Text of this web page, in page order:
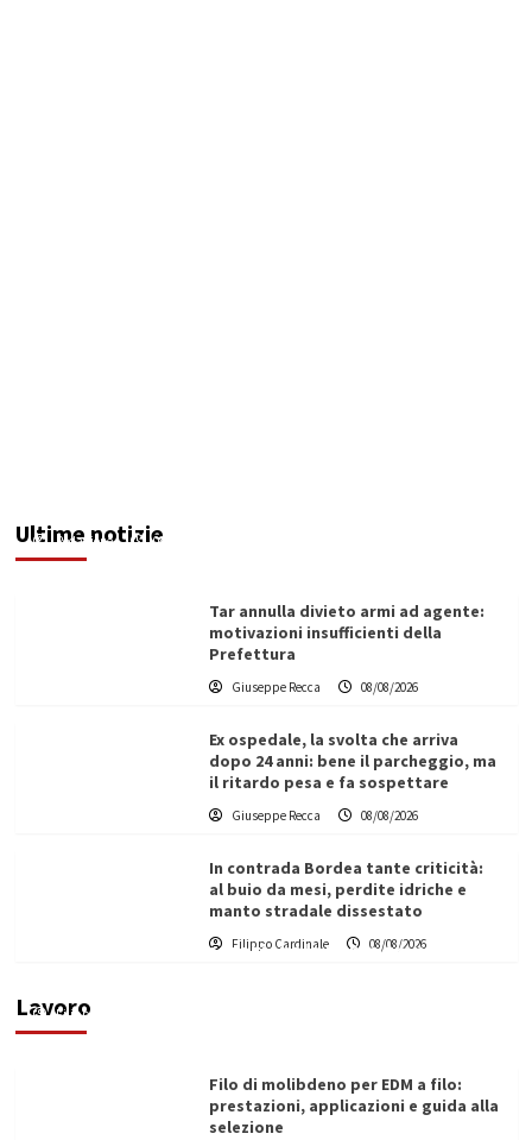
Ultime notizie
Redazione 08/08/2026
Tar annulla divieto armi ad agente:
motivazioni insufficienti della
Prefettura
Giuseppe Recca 08/08/2026
Ex ospedale, la svolta che arriva
dopo 24 anni: bene il parcheggio, ma
il ritardo pesa e fa sospettare
Giuseppe Recca 08/08/2026
In contrada Bordea tante criticità:
al buio da mesi, perdite idriche e
manto stradale dissestato
Filippo Cardinale 08/08/2026
Lavoro
L’ingegnere saccense Buscarnera partner chiave
di un progetto transnazionale per la transizione
Filippo Cardinale
Filo di molibdeno per EDM a filo:
prestazioni, applicazioni e guida alla
selezione